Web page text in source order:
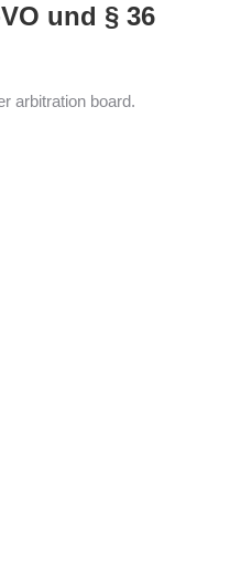
und § 36
arbitration board.